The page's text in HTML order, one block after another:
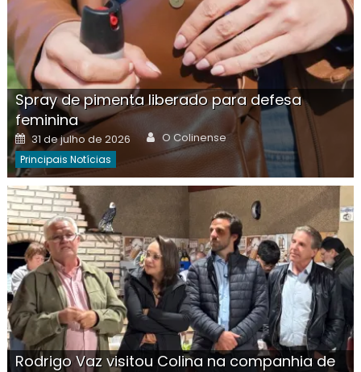
Spray de pimenta liberado para defesa
feminina
Posted
on
31 de julho de 2026 Author
O Colinense
Principais Notícias
Rodrigo Vaz visitou Colina na companhia de